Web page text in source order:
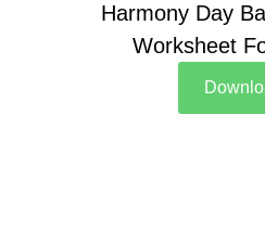
Harmony Day
Worksheet